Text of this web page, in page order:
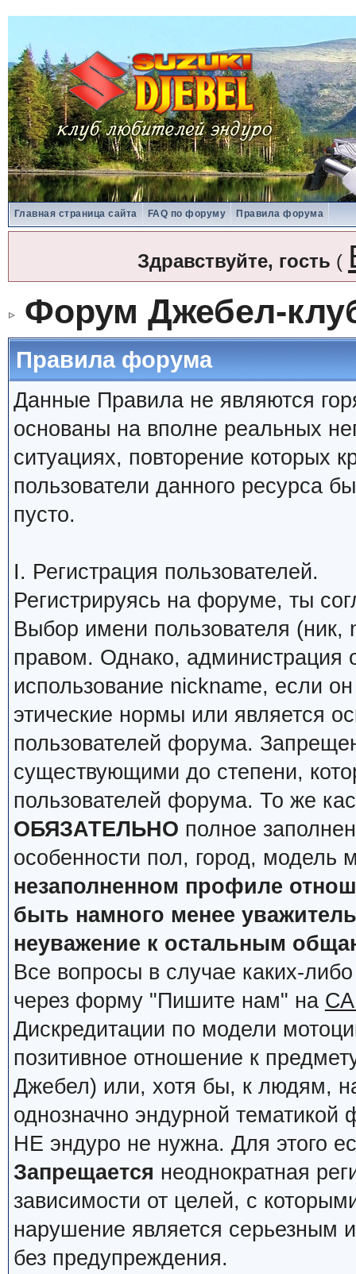
Главная страница сайта FAQ по форуму Правила форума
Здравствуйте, гость (
Форум Джебел-
Правила форума
Данные Правила не являются
основаны на вполне реальных
ситуациях, повторение которых
пользователи данного ресурса
пусто.
I. Регистрация пользователей.
Регистрируясь на форуме, ты
Выбор имени пользователя (ник,
правом. Однако, администрация
использование nickname, если
этические нормы или является
пользователей форума.
существующими до степени,
пользователей форума. То же
ОБЯЗАТЕЛЬНО полное
особенности пол, город, модель
незаполненном профиле
быть намного менее
неуважение к остальным
Все вопросы в случае каких-
через форму "Пишите нам" на
Дискредитации по модели
позитивное отношение к
Джебел) или, хотя бы, к людям,
однозначно эндурной тематикой
НЕ эндуро не нужна. Для этого
Запрещается неоднократная
зависимости от целей, с
нарушение является серьезным
без предупреждения.